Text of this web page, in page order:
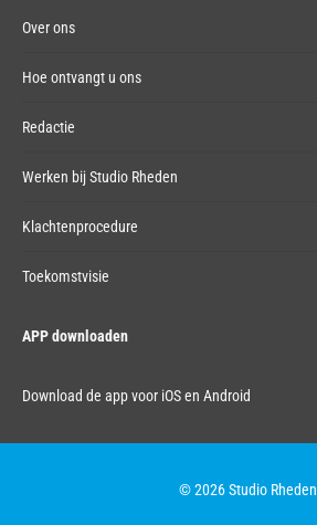
Over ons
Hoe ontvangt u ons
Redactie
Werken bij Studio Rheden
Klachtenprocedure
Toekomstvisie
APP downloaden
Download de app voor iOS en Android
© 2026 Studio Rheden